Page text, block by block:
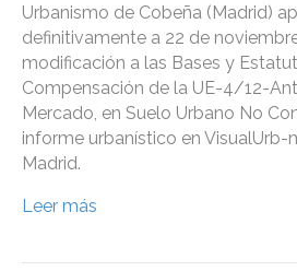
Urbanismo de Cobeña (Madrid)
definitivamente a 22 de
modificación a las Bases y
Compensación de la UE-4/12-
Mercado, en Suelo Urbano No
informe urbanístico en VisualUrb-
Madrid.
Leer más